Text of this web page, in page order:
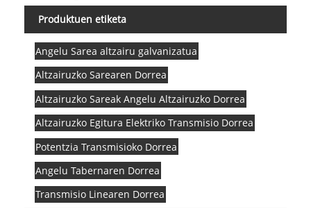
Produktuen etiketa
Angelu Sarea altzairu galvanizatua
Altzairuzko Sarearen Dorrea
Altzairuzko Sareak Angelu Altzairuzko Dorrea
Altzairuzko Egitura Elektriko Transmisio Dorrea
Potentzia Transmisioko Dorrea
Angelu Tabernaren Dorrea
Transmisio Linearen Dorrea